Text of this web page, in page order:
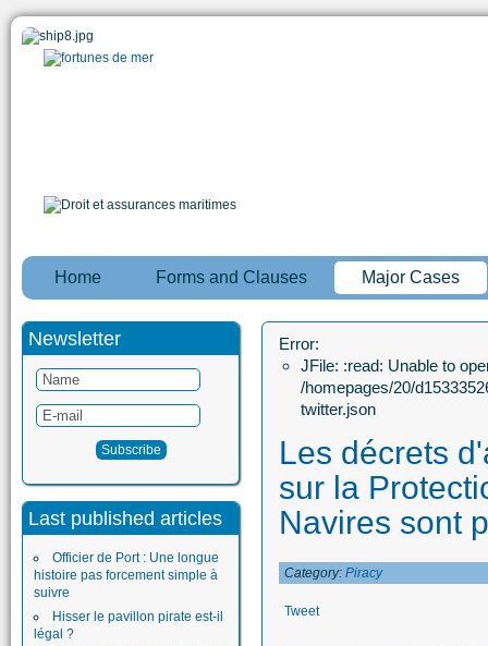
Home Forms and Clauses Major Cases
Newsletter
Last published articles
Officier de Port : Une longue
histoire pas forcement simple à
suivre
Hisser le pavillon pirate est-il
légal ?
Error:
JFile: :read: Unable to
/homepages/20/
twitter.json
Les décrets
sur la
Navires sont
Category: Piracy
Tweet